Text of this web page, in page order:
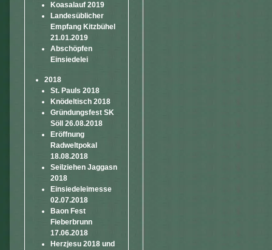
Koasalauf 2019
Landesüblicher
Empfang Kitzbühel
21.01.2019
Abschöpfen
Einsiedelei
2018
St. Pauls 2018
Knödeltisch 2018
Gründungsfest SK
Söll 26.08.2018
Eröffnung
Radweltpokal
18.08.2018
Seilziehen Jaggasn
2018
Einsiedeleimesse
02.07.2018
Baon Fest
Fieberbrunn
17.06.2018
Herzjesu 2018 und